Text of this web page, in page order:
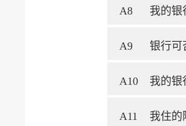
A8 我的银
A9 银行可
A10 我的银
A11 我住的